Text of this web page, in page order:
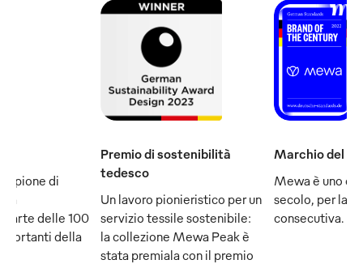
di
fa
delle 100
della
Premio di sostenibilità
tedesco
Un lavoro pionieristico per un
servizio tessile sostenibile:
la collezione Mewa Peak è
stata premiala con il premio
Marchio del
Mewa è uno
secolo, per la
consecutiva.